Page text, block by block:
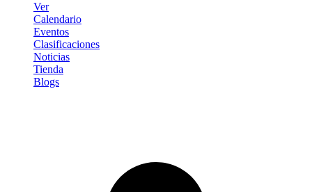
Ver
Calendario
Eventos
Clasificaciones
Noticias
Tienda
Blogs